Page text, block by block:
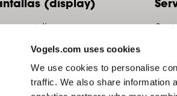
Vogels.com uses cookies
We use cookies to personalise
traffic. We also share information
(display)
pantallas
pantallas